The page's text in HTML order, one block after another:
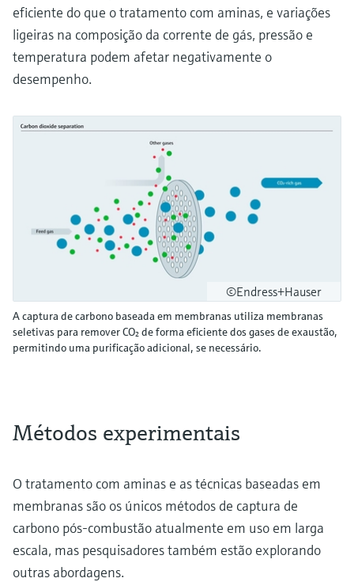
eficiente do que o tratamento com aminas, e variações
ligeiras na composição da corrente de gás, pressão e
temperatura podem afetar negativamente o
desempenho.
©Endress+Hauser
A captura de carbono baseada em membranas utiliza membranas
seletivas para remover CO₂ de forma eficiente dos gases de exaustão,
permitindo uma purificação adicional, se necessário.
Métodos experimentais
O tratamento com aminas e as técnicas baseadas em
membranas são os únicos métodos de captura de
carbono pós-combustão atualmente em uso em larga
escala, mas pesquisadores também estão explorando
outras abordagens.